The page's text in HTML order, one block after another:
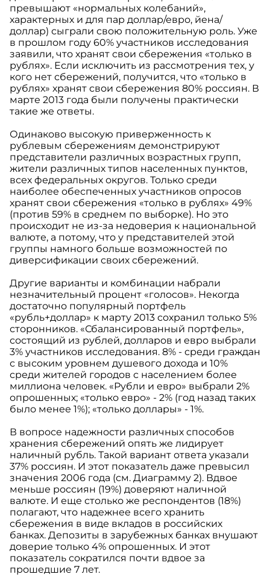
превышают «нормальных колебаний»,
характерных и для пар доллар/евро, йена/
доллар) сыграли свою положительную роль. Уже
в прошлом году 60% участников исследования
заявили, что хранят свои сбережения «только в
рублях». Если исключить из рассмотрения тех, у
кого нет сбережений, получится, что «только в
рублях» хранят свои сбережения 80% россиян. В
марте 2013 года были получены практически
такие же ответы.
Одинаково высокую приверженность к
рублевым сбережениям демонстрируют
представители различных возрастных групп,
жители различных типов населенных пунктов,
всех федеральных округов. Только среди
наиболее обеспеченных участников опросов
хранят свои сбережения «только в рублях» 49%
(против 59% в среднем по выборке). Но это
происходит не из-за недоверия к национальной
валюте, а потому, что у представителей этой
группы намного больше возможностей по
диверсификации своих сбережений.
Другие варианты и комбинации набрали
незначительный процент «голосов». Некогда
достаточно популярный портфель
«рубль+доллар» к марту 2013 сохранил только 5%
сторонников. «Сбалансированный портфель»,
состоящий из рублей, долларов и евро выбрали
3% участников исследования. 8% - среди граждан
с высоким уровнем душевого дохода и 10%
среди жителей городов с населением более
миллиона человек. «Рубли и евро» выбрали 2%
опрошенных; «только евро» - 2% (год назад таких
было менее 1%); «только доллары» - 1%.
В вопросе надежности различных способов
хранения сбережений опять же лидирует
наличный рубль. Такой вариант ответа указали
37% россиян. И этот показатель даже превысил
значения 2006 года (см. Диаграмму 2). Вдвое
меньше россиян (19%) доверяют наличной
валюте. И еще столько же респондентов (18%)
полагают, что надежнее всего хранить
сбережения в виде вкладов в российских
банках. Депозиты в зарубежных банках внушают
доверие только 4% опрошенных. И этот
показатель сократился почти вдвое за
прошедшие 7 лет.